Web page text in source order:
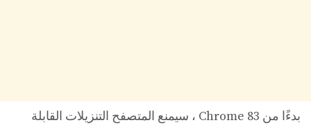
بدءًا من Chrome 83 ، سيمنع المتصفح التنزيلات القابلة